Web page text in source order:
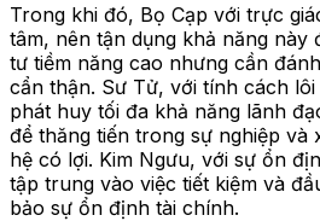
Trong khi đó, Bọ Cạp với trực
tâm, nên tận dụng khả năng này
tư tiềm năng cao nhưng cần
cẩn thận. Sư Tử, với tính cách
phát huy tối đa khả năng lãnh
để thăng tiến trong sự nghiệp và
hệ có lợi. Kim Ngưu, với sự ổn
tập trung vào việc tiết kiệm và
bảo sự ổn định tài chính.